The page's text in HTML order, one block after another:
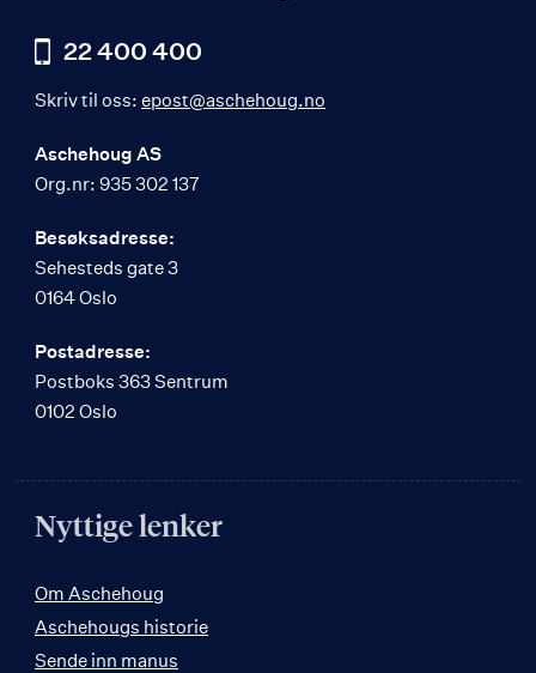
22 400 400
Skriv til oss: epost@aschehoug.no
Aschehoug AS
Org.nr: 935 302 137
Besøksadresse:
Sehesteds gate 3
0164 Oslo
Postadresse:
Postboks 363 Sentrum
0102 Oslo
Nyttige lenker
Om Aschehoug
Aschehougs historie
Sende inn manus